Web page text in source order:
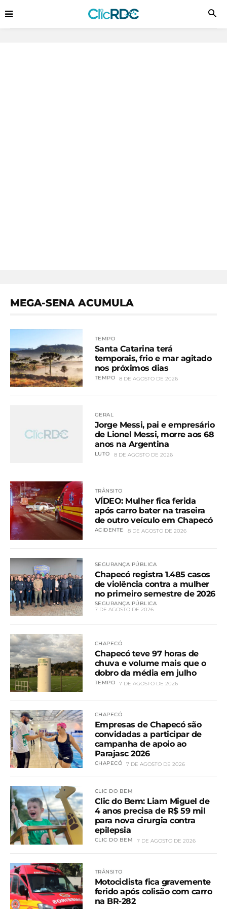
MEGA-SENA ACUMULA
TEMPO
Santa Catarina terá
temporais, frio e mar agitado
nos próximos dias
TEMPO 8 DE AGOSTO DE 2026
GERAL
Jorge Messi, pai e empresário
de Lionel Messi, morre aos 68
anos na Argentina
LUTO 8 DE AGOSTO DE 2026
TRÂNSITO
VÍDEO: Mulher fica ferida
após carro bater na traseira
de outro veículo em Chapecó
ACIDENTE 8 DE AGOSTO DE 2026
SEGURANÇA PÚBLICA
Chapecó registra 1.485 casos
de violência contra a mulher
no primeiro semestre de 2026
SEGURANÇA PÚBLICA
7 DE AGOSTO DE 2026
CHAPECÓ
Chapecó teve 97 horas de
chuva e volume mais que o
dobro da média em julho
TEMPO 7 DE AGOSTO DE 2026
CHAPECÓ
Empresas de Chapecó são
convidadas a participar de
campanha de apoio ao
Parajasc 2026
CHAPECÓ 7 DE AGOSTO DE 2026
CLIC DO BEM
Clic do Bem: Liam Miguel de
4 anos precisa de R$ 59 mil
para nova cirurgia contra
epilepsia
CLIC DO BEM 7 DE AGOSTO DE 2026
TRÂNSITO
Motociclista fica gravemente
ferido após colisão com carro
na BR-282